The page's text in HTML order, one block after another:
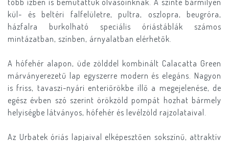
kül- és beltéri falfelületre, pultra, oszlopra, beugróra,
házfalra burkolható speciális óriástáblák számos
mintázatban, színben, árnyalatban elérhetők.
A hófehér alapon, üde zölddel kombinált Calacatta Green
márványerezetű lap egyszerre modern és elegáns. Nagyon
is friss, tavaszi-nyári enteriőrökbe illő a megejelenése, de
egész évben szó szerint örökzöld pompát hozhat bármely
helyiségbe látványos, hófehér és levélzöld rajzolataival.
Az Urbatek óriás lapjaival elképesztően sokszínű, attraktív